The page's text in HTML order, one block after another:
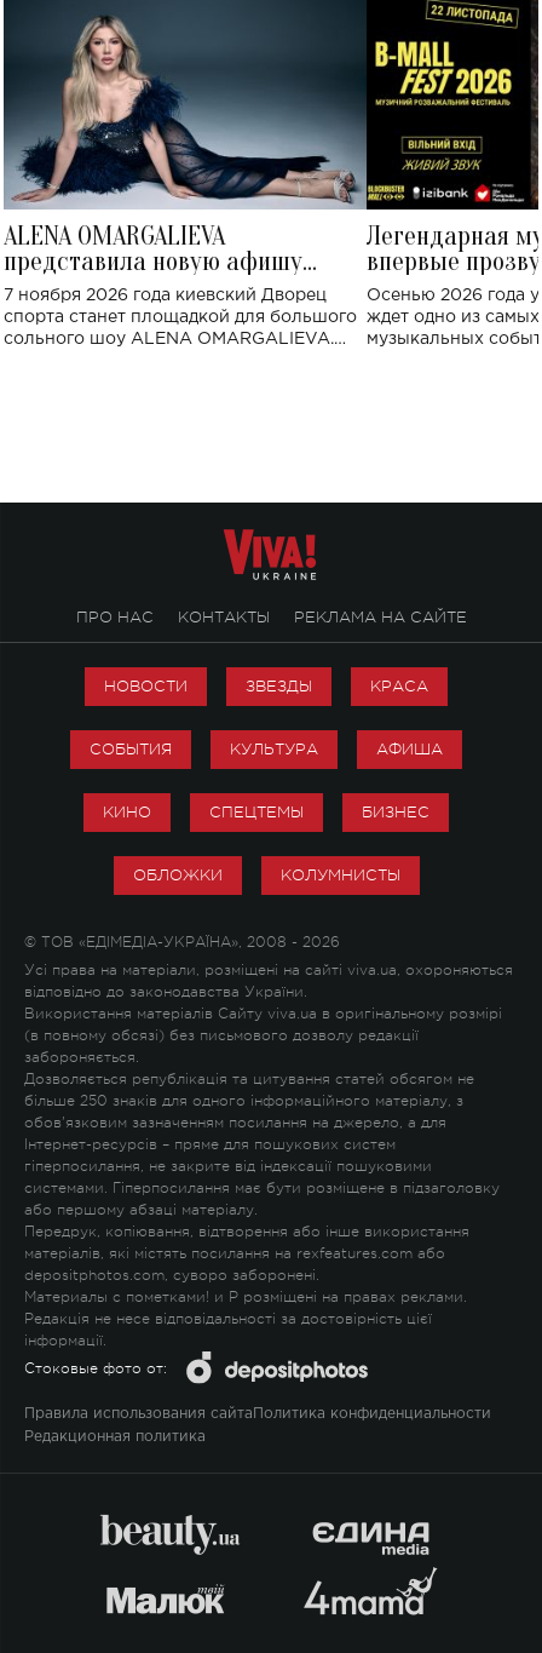
ALENA OMARGALIEVA
представила новую афишу
большого концерта во Дворце
спорта
7 ноября 2026 года киевский Дворец
спорта станет площадкой для большого
сольного шоу ALENA OMARGALIEVA.
Легендарная
впервые
Украине: где
Осенью 2026 года
ждет одно из
музыкальных
ПРО НАС КОНТАКТЫ РЕКЛАМА НА САЙТЕ
НОВОСТИ ЗВЕЗДЫ КРАСА
СОБЫТИЯ КУЛЬТУРА АФИША
КИНО СПЕЦТЕМЫ БИЗНЕС
ОБЛОЖКИ КОЛУМНИСТЫ
© ТОВ «ЕДІМЕДІА-УКРАЇНА», 2008 - 2026
Усі права на матеріали, розміщені на сайті viva.ua, охороняються
відповідно до законодавства України.
Використання матеріалів Сайту viva.ua в оригінальному розмірі
(в повному обсязі) без письмового дозволу редакції
забороняється.
Дозволяється републікація та цитування статей обсягом не
більше 250 знаків для одного інформаційного матеріалу, з
обов'язковим зазначенням посилання на джерело, а для
Інтернет-ресурсів – пряме для пошукових систем
гіперпосилання, не закрите від індексації пошуковими
системами. Гіперпосилання має бути розміщене в підзаголовку
або першому абзаці матеріалу.
Передрук, копіювання, відтворення або інше використання
матеріалів, які містять посилання на rexfeatures.com або
depositphotos.com, суворо заборонені.
Материалы с пометками! и P розміщені на правах реклами.
Редакція не несе відповідальності за достовірність цієї
інформації.
Стоковые фото от:
Правила использования сайта Политика конфиденциальности
Редакционная политика